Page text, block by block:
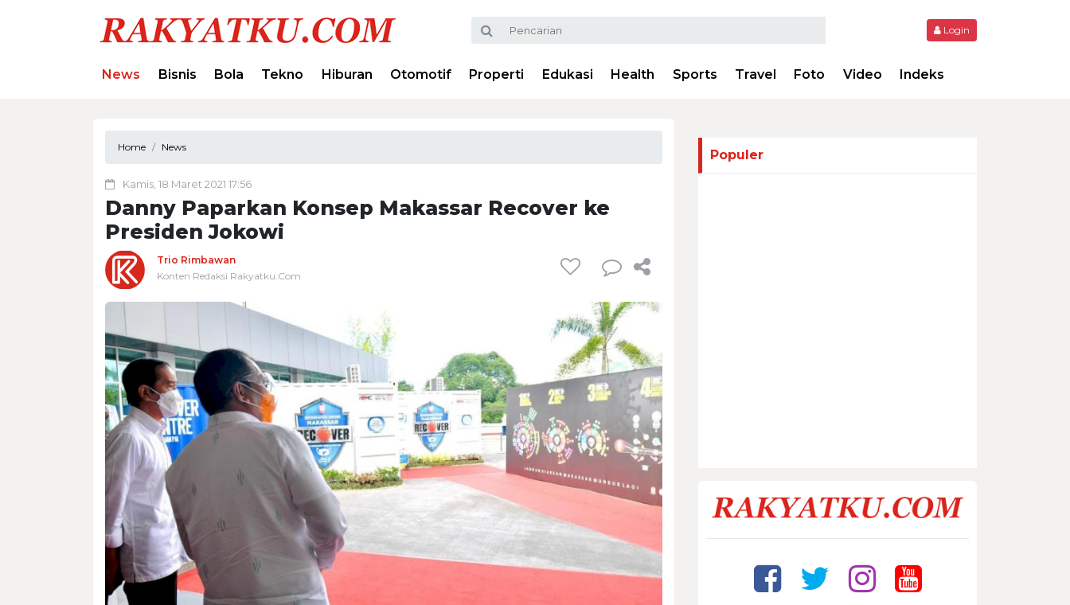
Login
News Bisnis Bola Tekno Hiburan Otomotif Properti Edukasi Health Sports Travel Foto Video Indeks
Home News
Kamis, 18 Maret 2021 17:56
Danny Paparkan Konsep Makassar Recover ke
Presiden Jokowi
Trio Rimbawan
Konten Redaksi Rakyatku.Com
Populer